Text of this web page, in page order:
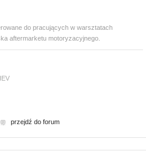
do pracujących w warsztatach
aftermarketu motoryzacyjnego.
przejdź do forum